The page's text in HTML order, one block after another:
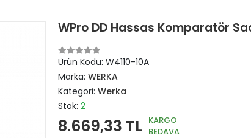
WPro DD Hassas Komparatör
Ürün Kodu: W4110-10A
Marka: WERKA
Kategori: Werka
Stok: 2
8.669,33 TL KARGO
BEDAVA